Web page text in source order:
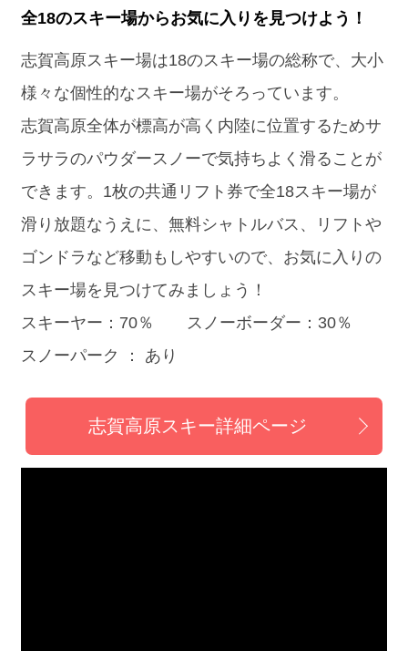
全18のスキー場からお気に入りを見つけよう！
志賀高原スキー場は18のスキー場の総称で、大小
様々な個性的なスキー場がそろっています。
志賀高原全体が標高が高く内陸に位置するためサ
ラサラのパウダースノーで気持ちよく滑ることが
できます。1枚の共通リフト券で全18スキー場が
滑り放題なうえに、無料シャトルバス、リフトや
ゴンドラなど移動もしやすいので、お気に入りの
スキー場を見つけてみましょう！
スキーヤー：70％ スノーボーダー：30％
スノーパーク ： あり
志賀高原スキー詳細ページ